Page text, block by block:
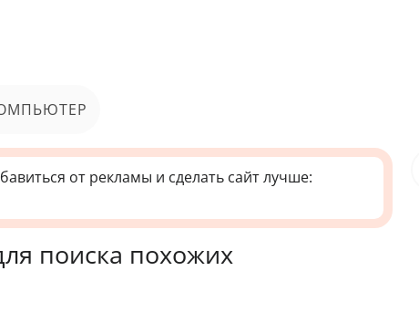
от рекламы и сделать сайт лучше:
поиска похожих